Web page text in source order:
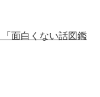
面白くない話図鑑